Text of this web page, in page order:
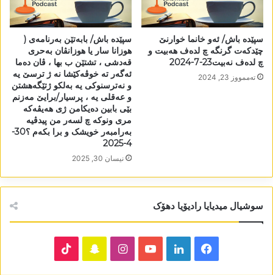
سپێدە باش/ ئەو خانما خوارنێ
چێدکەت گرنگە چ لدەف ھەبیت و
چ لدەف نەبیت23-7-2024
تەممووز 23, 2024
سپێدە باش/ بابەتێن بەرنامەی (
ھوزانا سار یا ھوزانڤان بەحری
قەدشی ، تشتێن ب بھا ، ڤان دەما
ئەگەر تە خوڤەکێشا نە ژ ترسێ یە
و نەترسنوکی یە بەلکو ژتێگەھشتن
و عەقلی یە ، پرسیار/برایێ مەزنم
بێی بابین دەیکامن ژی ھەیڤەکە
مری ونوکە چ لسەر من پیدڤیە
بەرامبەر خویشک و برا بکەم ؟30-
4-2025
نیسان 30, 2025
سوشیال میدیایا رادیۆیا دھۆک
Facebook
LinkedIn
YouTube
Instagram
Snapchat